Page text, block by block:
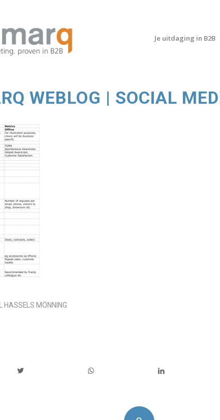
Je uitdaging in B2B
WEBLOG | SOCIAL
HASSELS MÖNNING